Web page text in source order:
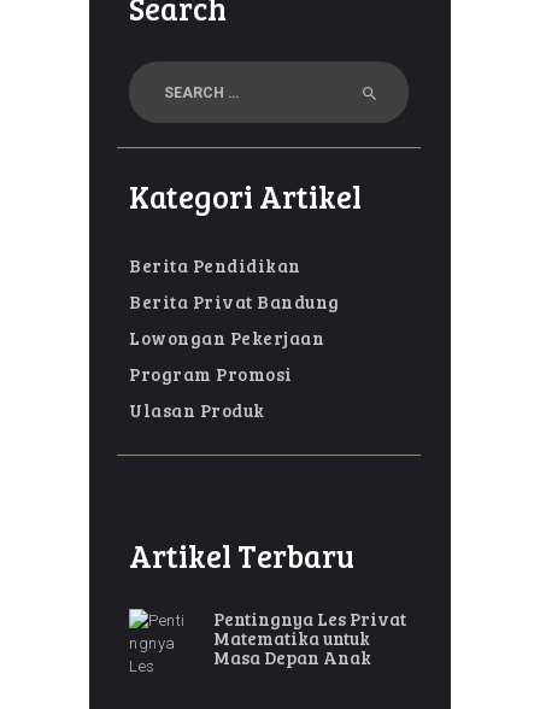
Search
Kategori Artikel
Berita Pendidikan
Berita Privat Bandung
Lowongan Pekerjaan
Program Promosi
Ulasan Produk
Artikel Terbaru
Pentingnya Les Privat
Matematika untuk
Masa Depan Anak